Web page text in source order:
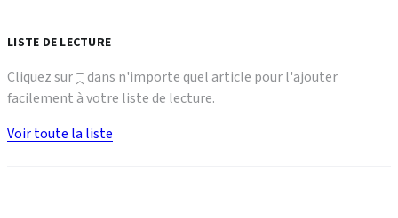
LISTE DE LECTURE
Cliquez sur
dans n'importe quel article pour l'ajouter
facilement à votre liste de lecture.
Voir toute la liste